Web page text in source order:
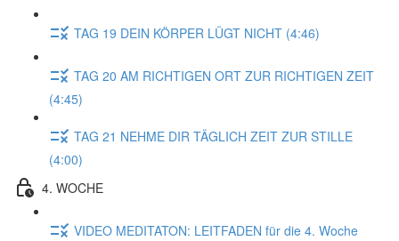
TAG 19 DEIN KÖRPER LÜGT NICHT (4:46)
TAG 20 AM RICHTIGEN ORT ZUR RICHTIGEN ZEIT
(4:45)
TAG 21 NEHME DIR TÄGLICH ZEIT ZUR STILLE
(4:00)
4. WOCHE
VIDEO MEDITATON: LEITFADEN für die 4. Woche